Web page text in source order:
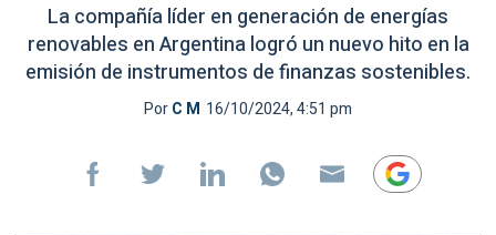
La compañía líder en generación de energías
renovables en Argentina logró un nuevo hito en la
emisión de instrumentos de finanzas sostenibles.
PorC M 16/10/2024, 4:51 pm